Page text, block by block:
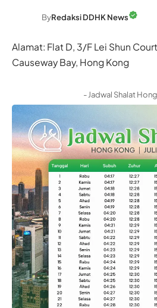
ByRedaksi DDHK News
Alamat: Flat D, 3/F Lei Shun
Causeway Bay, Hong Kong
- Jadwal Shalat